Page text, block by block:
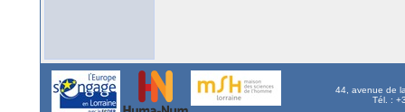
44, avenue de
Tél. :